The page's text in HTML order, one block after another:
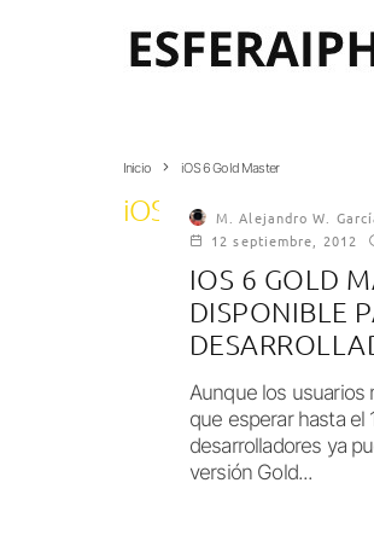
Inicio iOS 6 Gold Master
iOS 6 Gold Master
M. Alejandro W.
12 septiembre, 2012
IOS 6 GOLD
DISPONIBLE
Aunque los usuarios
que esperar hasta el
desarrolladores ya
versión Gold...